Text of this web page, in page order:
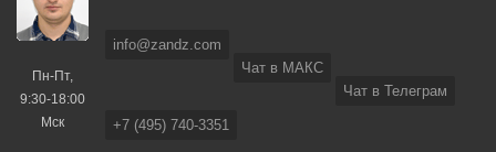
Пн-Пт,
9:30-18:00
Мск
info@zandz.com
Чат в МАКС
Чат в Телеграм
+7 (495) 740-3351